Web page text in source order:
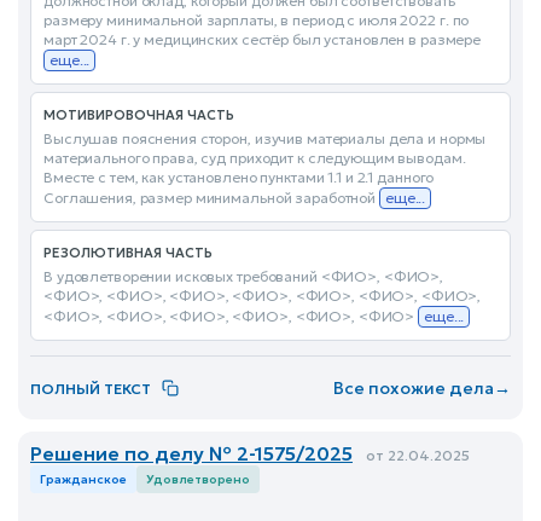
размеру минимальной зарплаты, в период с июля 2022 г. по
март 2024 г. у медицинских сестёр был установлен в размере
еще...
МОТИВИРОВОЧНАЯ ЧАСТЬ
Выслушав пояснения сторон, изучив материалы дела и нормы
материального права, суд приходит к следующим выводам.
Вместе с тем, как установлено пунктами 1.1 и 2.1 данного
Соглашения, размер минимальной заработной
еще...
РЕЗОЛЮТИВНАЯ ЧАСТЬ
В удовлетворении исковых требований <ФИО>, <ФИО>,
<ФИО>, <ФИО>, <ФИО>, <ФИО>, <ФИО>, <ФИО>, <ФИО>,
<ФИО>, <ФИО>, <ФИО>, <ФИО>, <ФИО>, <ФИО> еще...
ПОЛНЫЙ ТЕКСТ Все похожие дела→
Решение по делу № 2-1575/2025 от 22.04.2025
Гражданское Удовлетворено